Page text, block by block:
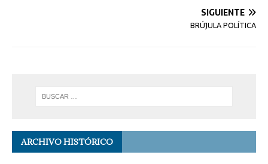
SIGUIENTE
BRÚJULA POLÍTICA
ARCHIVO HISTÓRICO